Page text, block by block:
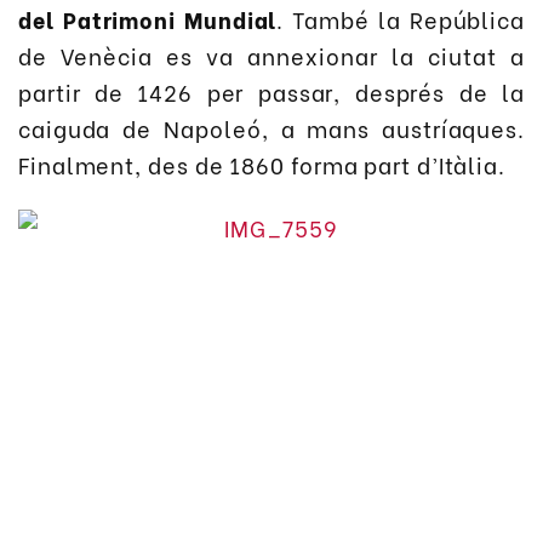
del Patrimoni Mundial. També la República
de Venècia es va annexionar la ciutat a
partir de 1426 per passar, després de la
caiguda de Napoleó, a mans austríaques.
Finalment, des de 1860 forma part d’Itàlia.